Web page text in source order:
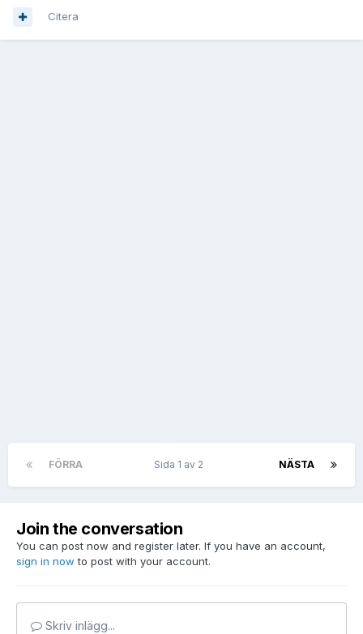
Citera
FÖRRA NÄSTA
Sida 1 av 2
Join the conversation
You can post now and register later. If you have an account,
sign in now to post with your account.
Skriv inlägg...